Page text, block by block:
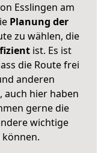
Esslingen am
Planung der
zu wählen, die
ist. Es ist
die Route frei
anderen
auch hier haben
gerne die
wichtige